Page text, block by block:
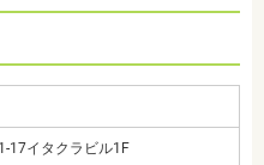
17イタクラビル1F